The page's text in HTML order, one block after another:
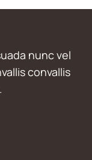
nunc vel
convallis